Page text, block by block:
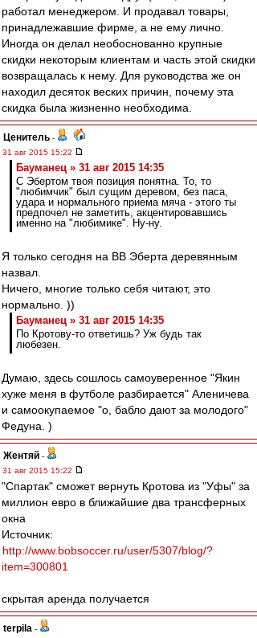
работал менеджером. И продавал товары,
принадлежавшие фирме, а не ему лично.
Иногда он делал необоснованно крупные
скидки некоторым клиентам и часть этой скидки
возвращалась к нему. Для руководства же он
находил десяток веских причин, почему эта
скидка была жизненно необходима.
Ценитель -
31 авг 2015 15:22
Бауманец » 31 авг 2015 14:35
С Эбертом твоя позиция понятна. То, то
"любимчик" был сущим деревом, без паса,
удара и нормального приема мяча - этого ты
предпочел не заметить, акцентировавшись
именно на "любимике". Ну-ну.
Я только сегодня на ВВ Эберта деревянным
назвал.
Ничего, многие только себя читают, это
нормально. ))
Бауманец » 31 авг 2015 14:35
По Кротову-то ответишь? Уж будь так
любезен.
Думаю, здесь сошлось самоуверенное "Якин
хуже меня в футболе разбирается" Аленичева
и самоокупаемое "о, бабло дают за молодого"
Федуна. )
Жентяй -
31 авг 2015 15:22
"Спартак" сможет вернуть Кротова из "Уфы" за
миллион евро в ближайшие два трансферных
окна
Источник:
http://www.bobsoccer.ru/user/5307/blog/?
item=300801
скрытая аренда получается
terpila -